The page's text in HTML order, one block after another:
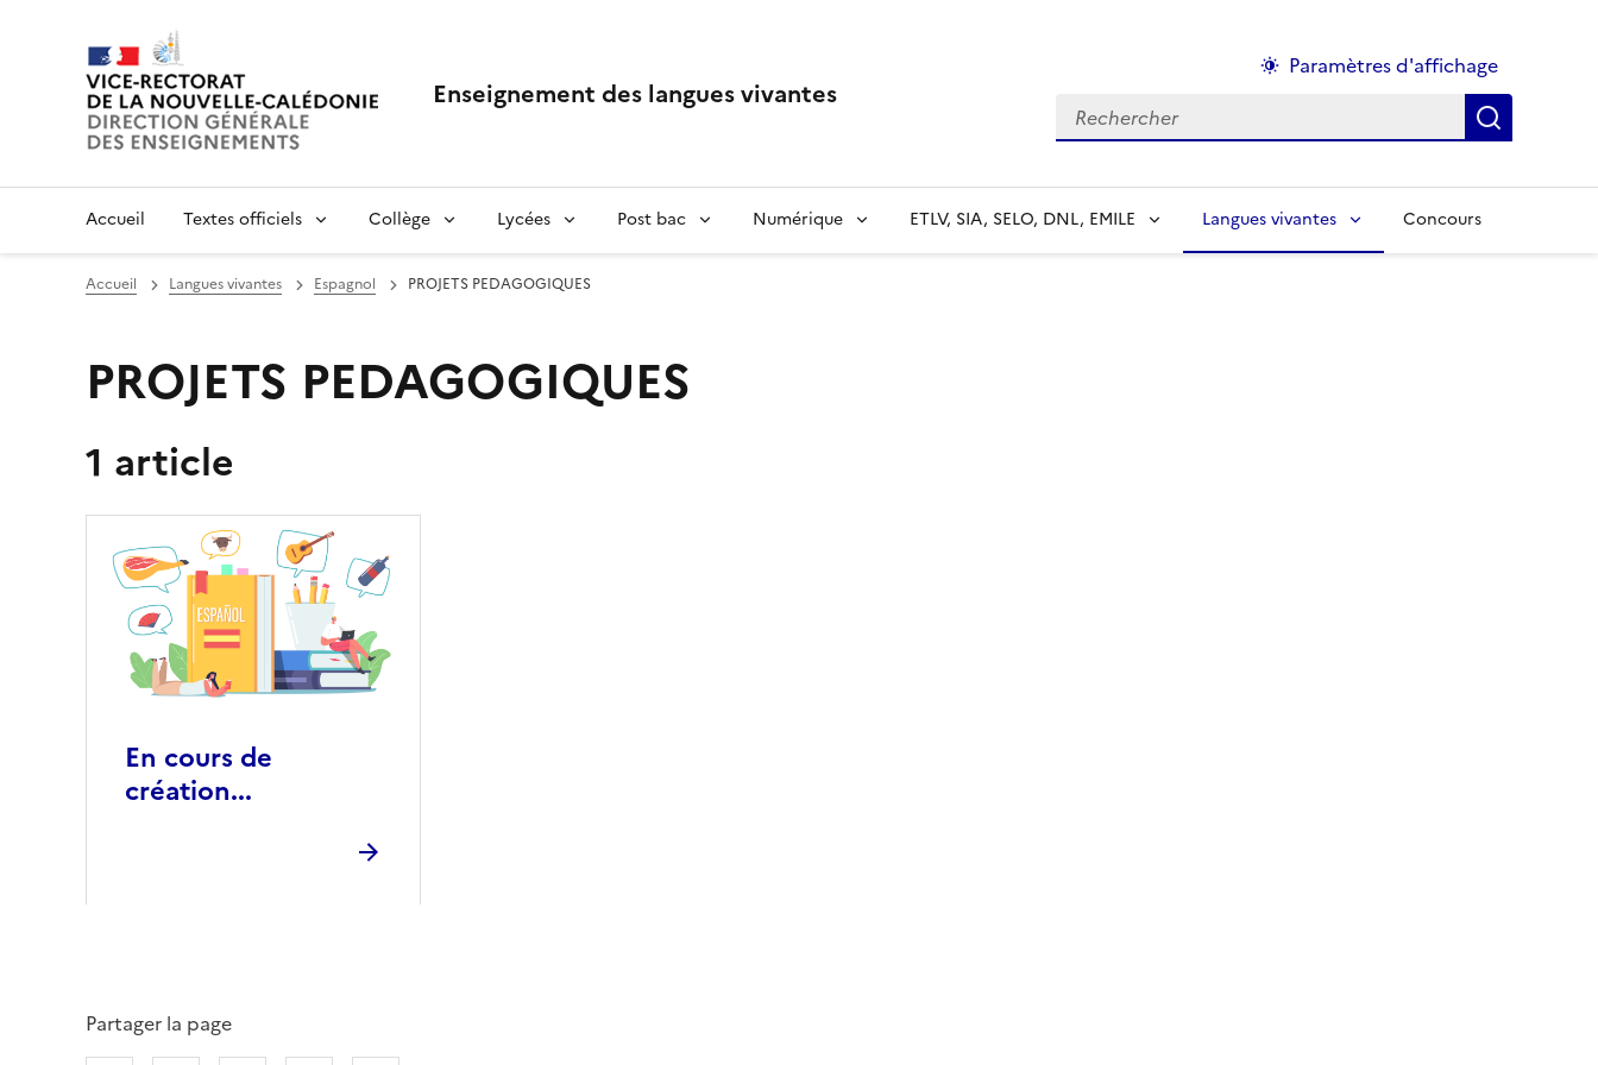
Enseignement des langues vivantes
Paramètres d'affichage
Rechercher :
Accueil Textes officiels Collège Lycées Post bac Numérique ETLV, SIA, SELO, DNL, EMILE Langues vivantes Concours
Accueil Langues vivantes Espagnol PROJETS PEDAGOGIQUES
PROJETS PEDAGOGIQUES
1 article
En cours de
création...
Partager la page